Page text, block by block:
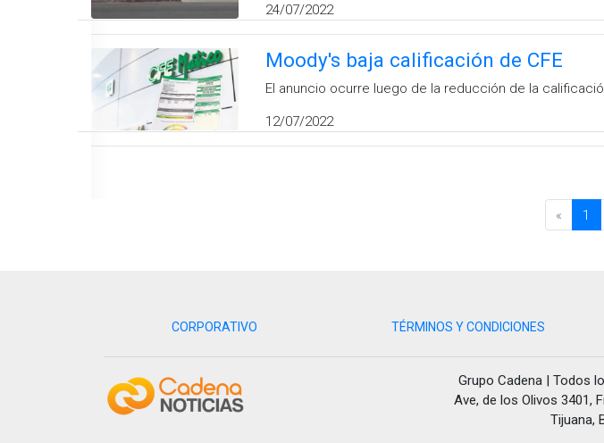
24/07/2022
Moody's baja calificación de CFE
El anuncio ocurre luego de la reducción de la
12/07/2022
« 1
CORPORATIVO TÉRMINOS Y CONDICIONES
Grupo Cadena | Todos
Ave, de los Olivos 3401,
Tijuana,